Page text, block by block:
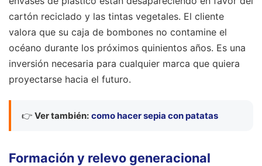
cartón reciclado y las tintas vegetales. El cliente
valora que su caja de bombones no contamine el
océano durante los próximos quinientos años. Es una
inversión necesaria para cualquier marca que quiera
proyectarse hacia el futuro.
👉 Ver también: como hacer sepia con patatas
Formación y relevo generacional